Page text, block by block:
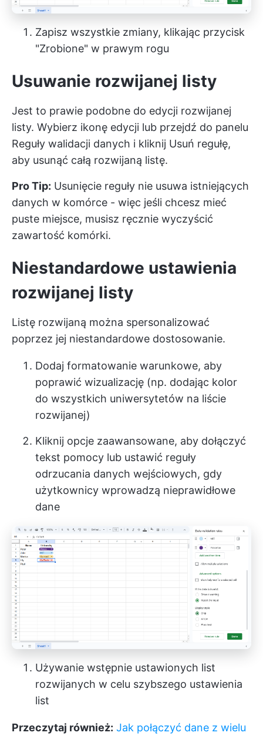
Zapisz wszystkie zmiany, klikając przycisk
"Zrobione" w prawym rogu
Usuwanie rozwijanej listy
Jest to prawie podobne do edycji rozwijanej
listy. Wybierz ikonę edycji lub przejdź do panelu
Reguły walidacji danych i kliknij Usuń regułę,
aby usunąć całą rozwijaną listę.
Pro Tip: Usunięcie reguły nie usuwa istniejących
danych w komórce - więc jeśli chcesz mieć
puste miejsce, musisz ręcznie wyczyścić
zawartość komórki.
Niestandardowe ustawienia
rozwijanej listy
Listę rozwijaną można spersonalizować
poprzez jej niestandardowe dostosowanie.
Dodaj formatowanie warunkowe, aby
poprawić wizualizację (np. dodając kolor
do wszystkich uniwersytetów na liście
rozwijanej)
Kliknij opcje zaawansowane, aby dołączyć
tekst pomocy lub ustawić reguły
odrzucania danych wejściowych, gdy
użytkownicy wprowadzą nieprawidłowe
dane
Używanie wstępnie ustawionych list
rozwijanych w celu szybszego ustawienia
list
Przeczytaj również: Jak połączyć dane z wielu